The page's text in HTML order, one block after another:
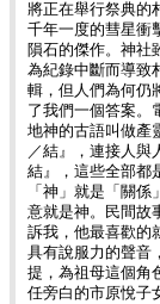
將正在舉行祭典的
千年一度的彗星衝
隕石的傑作。神社
為紀錄中斷而導致
輯，但人們為何
了我們一個答案。
地神的古語叫做產
／結』，連接人與
結』，這些全部都
「神」就是「關
意就是神。民間故
訴我，他最喜歡的
具有說服力的聲音
提，為祖母這個角
任旁白的市原悅子